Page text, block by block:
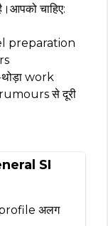
चाहिए:
preparation
work
से दूरी
SI
अलग